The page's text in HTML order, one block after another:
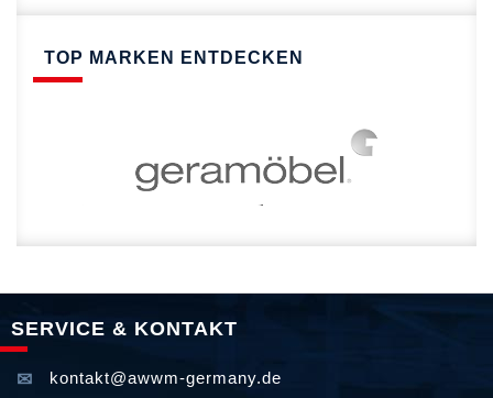
TOP MARKEN ENTDECKEN
SERVICE & KONTAKT
kontakt@awwm-germany.de